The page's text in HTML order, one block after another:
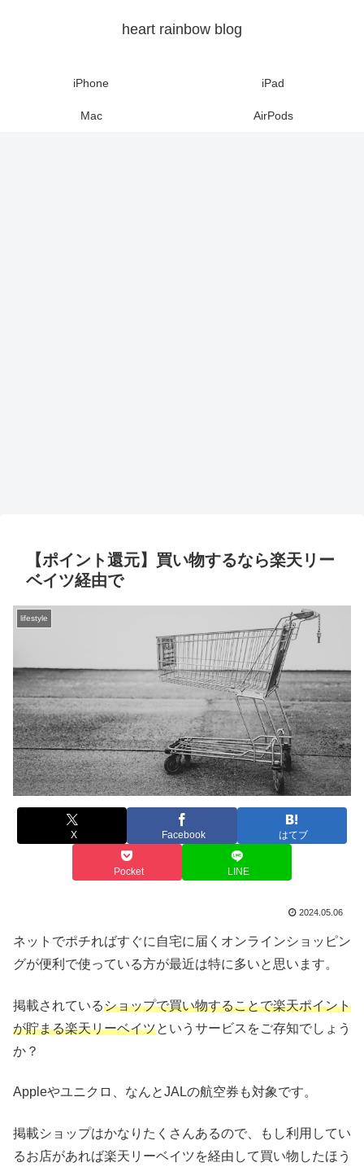
heart rainbow blog
iPhone iPad
Mac AirPods
【ポイント還元】買い物するなら楽天リー
ベイツ経由で
lifestyle
X Facebook はてブ
Pocket LINE
2024.05.06
ネットでポチればすぐに自宅に届くオンラインショッピン
グが便利で使っている方が最近は特に多いと思います。
掲載されているショップで買い物することで楽天ポイント
が貯まる楽天リーベイツというサービスをご存知でしょう
か？
Appleやユニクロ、なんとJALの航空券も対象です。
掲載ショップはかなりたくさんあるので、もし利用してい
るお店があれば楽天リーベイツを経由して買い物したほう